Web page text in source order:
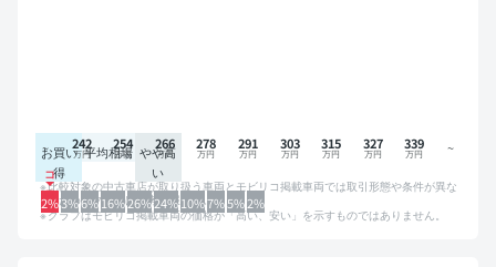
お買い
得
平均相場 やや高
い
2%3%6%16%26%24%10%7%5%2%
242 254 266 278 291 303 315 327 339
比較対象の中古車店が取り扱う車両とモビリコ掲載車両では取引形態や条件が異な
るため、グラフは参考情報です。
グラフはモビリコ掲載車両の価格が「高い、安い」を示すものではありません。